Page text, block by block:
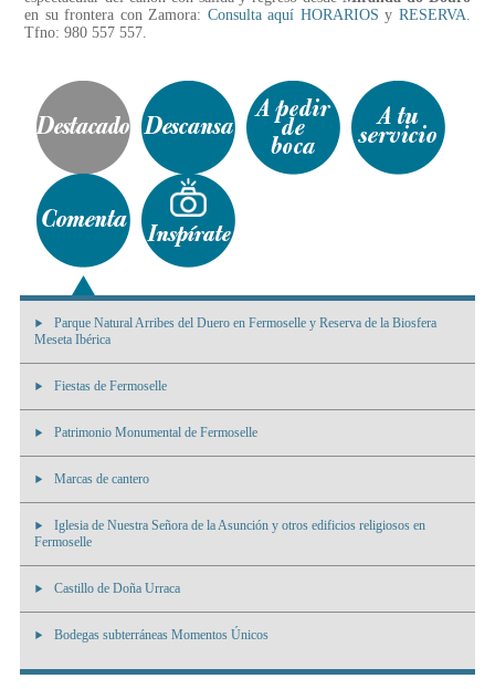
en su frontera con Zamora: Consulta aquí HORARIOS yRESERVA.
Tfno: 980 557 557.
Parque Natural Arribes del Duero en Fermoselle y Reserva de la Biosfera
Meseta Ibérica
Fiestas de Fermoselle
Patrimonio Monumental de Fermoselle
Marcas de cantero
Iglesia de Nuestra Señora de la Asunción y otros edificios religiosos en
Fermoselle
Castillo de Doña Urraca
Bodegas subterráneas Momentos Únicos